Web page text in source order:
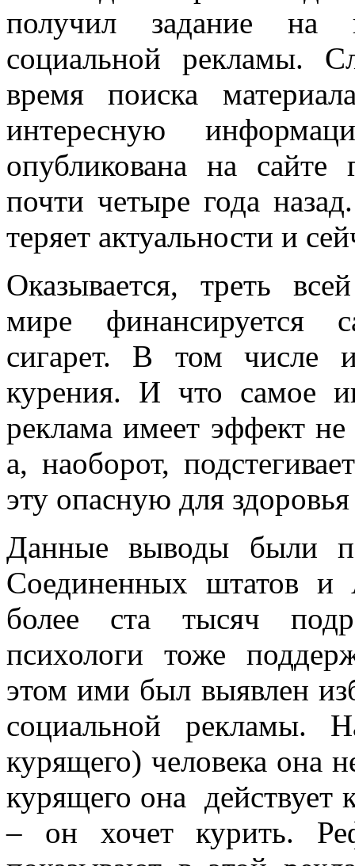
получил задание на
социальной рекламы.
время поиска
интересную
опубликована на сайте
почти четыре года
теряет актуальности и
Оказывается, треть
мире финансируется
сигарет. В том числе
курения. И что самое
реклама имеет эффект
а, наоборот,
эту опасную для
Данные выводы были
Соединенных штатов и
более ста тысяч
психологи тоже
этом ими был выявлен
социальной рекламы.
курящего) человека она
курящего она действует
– он хочет курить.